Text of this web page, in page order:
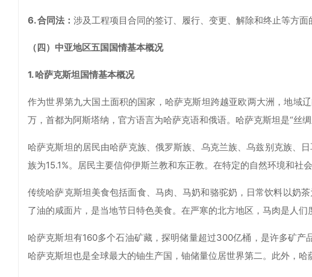
6. 合同法： 涉及工程项目合同的签订、履行、变更、解除和终止等方面
（四）中亚地区五国国情基本概况
1. 哈萨克斯坦国情基本概况
作为世界第九大国土面积的国家，哈萨克斯坦跨越亚欧两大洲，地
万，首都为阿斯塔纳，官方语言为哈萨克语和俄语。哈萨克斯坦是“丝
哈萨克斯坦的居民由哈萨克族、俄罗斯族、乌克兰族、乌兹别克族、
族为15.1%。居民主要信仰伊斯兰教和东正教。在特定的自然环境和社
传统哈萨克斯坦美食包括面食、马肉、马奶和骆驼奶，日常饮料以奶
了油的咸面片，是当地节日特色美食。在严寒的北方地区，马肉是人们
哈萨克斯坦有160多个石油矿藏，探明储量超过300亿桶，是许多矿
哈萨克斯坦也是全球最大的铀生产国，铀储量位居世界第二。此外，哈